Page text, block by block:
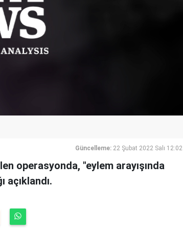
Güncelleme: 22 Şubat 2022 Salı 12:02
operasyonda, "eylem arayışında
açıklandı.